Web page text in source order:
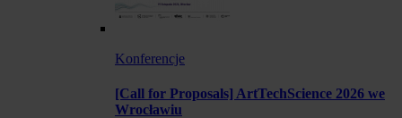
Konferencje
[Call for Proposals] ArtTechScience 2026 we
Wrocławiu